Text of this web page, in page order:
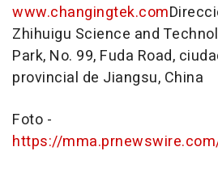
www.changingtek.com
Zhihuigu Science and
Park, No. 99, Fuda Road,
provincial de Jiangsu, China
Foto -
https://